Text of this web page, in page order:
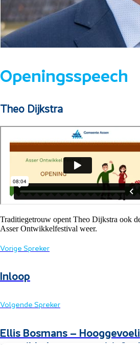
Openingsspeech
Theo Dijkstra
Traditiegetrouw opent Theo Dijkstra ook
Asser Ontwikkelfestival weer.
Vorige Spreker
Inloop
Volgende Spreker
Ellis Bosmans –